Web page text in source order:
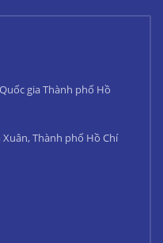
gia Thành phố Hồ
Thành phố Hồ Chí